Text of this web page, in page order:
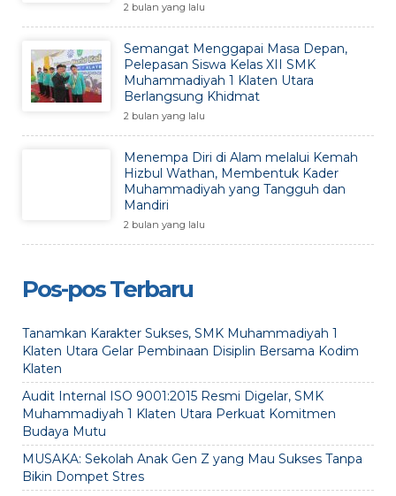
2 bulan yang lalu
Semangat Menggapai Masa Depan,
Pelepasan Siswa Kelas XII SMK
Muhammadiyah 1 Klaten Utara
Berlangsung Khidmat
2 bulan yang lalu
Menempa Diri di Alam melalui Kemah
Hizbul Wathan, Membentuk Kader
Muhammadiyah yang Tangguh dan
Mandiri
2 bulan yang lalu
Pos-pos Terbaru
Tanamkan Karakter Sukses, SMK Muhammadiyah 1
Klaten Utara Gelar Pembinaan Disiplin Bersama Kodim
Klaten
Audit Internal ISO 9001:2015 Resmi Digelar, SMK
Muhammadiyah 1 Klaten Utara Perkuat Komitmen
Budaya Mutu
MUSAKA: Sekolah Anak Gen Z yang Mau Sukses Tanpa
Bikin Dompet Stres